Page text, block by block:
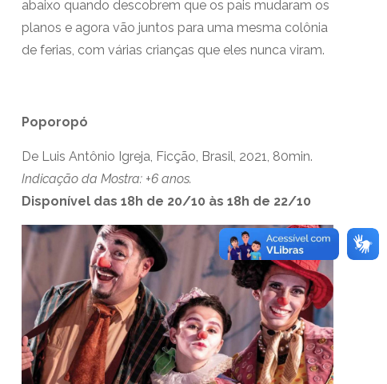
abaixo quando descobrem que os pais mudaram os
planos e agora vão juntos para uma mesma colônia
de ferias, com várias crianças que eles nunca viram.
Poporopó
De Luis Antônio Igreja, Ficção, Brasil, 2021, 80min.
Indicação da Mostra: +6 anos.
Disponível das 18h de 20/10 às 18h de 22/10